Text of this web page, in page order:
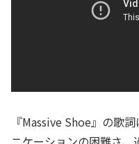
『Massive Shoe』の歌